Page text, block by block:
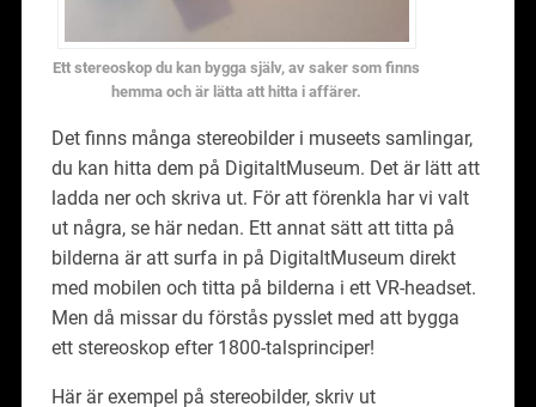
Ett stereoskop du kan bygga själv, av saker som finns
hemma och är lätta att hitta i affärer.
Det finns många stereobilder i museets samlingar,
du kan hitta dem på DigitaltMuseum. Det är lätt att
ladda ner och skriva ut. För att förenkla har vi valt
ut några, se här nedan. Ett annat sätt att titta på
bilderna är att surfa in på DigitaltMuseum direkt
med mobilen och titta på bilderna i ett VR-headset.
Men då missar du förstås pysslet med att bygga
ett stereoskop efter 1800-talsprinciper!
Här är exempel på stereobilder, skriv ut